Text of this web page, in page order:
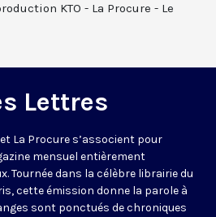
KTO - La Procure - Le
Lettres
et La Procure s’associent pour
mensuel entièrement
Tournée dans la célèbre librairie du
cette émission donne la parole à
sont ponctués de chroniques